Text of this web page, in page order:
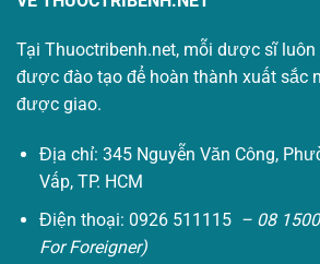
Tại Thuoctribenh.net, mỗi dược sĩ
được đào tạo để hoàn thành xuất sắc
được giao.
Địa chỉ: 345 Nguyễn Văn Công,
Vấp, TP. HCM
Điện thoại: 0926 511115 – 08
For Foreigner)